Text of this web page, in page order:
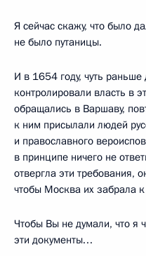
Я сейчас скажу, что было
не было путаницы.
И в 1654 году, чуть
контролировали власть в
обращались в Варшаву,
к ним присылали людей
и православного
в принципе ничего не
отвергла эти требования,
чтобы Москва их забрала к
Чтобы Вы не думали, что я
эти документы…